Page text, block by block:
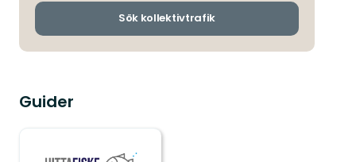
Sök kollektivtrafik
Guider